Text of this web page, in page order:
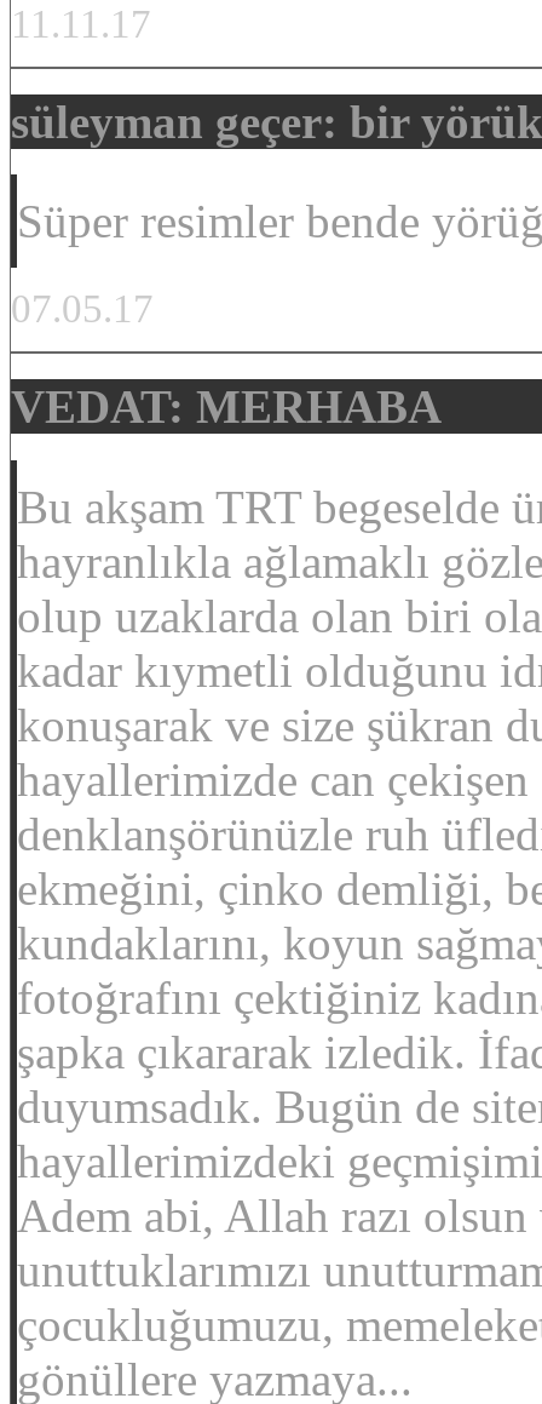
11.11.17
süleyman geçer: bir yörük
Süper resimler bende
07.05.17
VEDAT: MERHABA
Bu akşam TRT begeselde
hayranlıkla ağlamaklı
olup uzaklarda olan biri
kadar kıymetli olduğunu
konuşarak ve size şükran
hayallerimizde can
denklanşörünüzle ruh
ekmeğini, çinko demliği,
kundaklarını, koyun
fotoğrafını çektiğiniz
şapka çıkararak izledik.
duyumsadık. Bugün de
hayallerimizdeki
Adem abi, Allah razı
unuttuklarımızı
çocukluğumuzu,
gönüllere yazmaya...